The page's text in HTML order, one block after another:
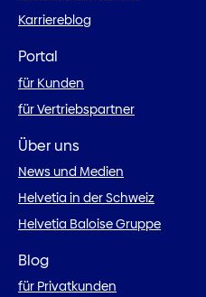
Karriereblog
Portal
für Kunden
für Vertriebspartner
Über uns
News und Medien
Helvetia in der Schweiz
Helvetia Baloise Gruppe
Blog
für Privatkunden